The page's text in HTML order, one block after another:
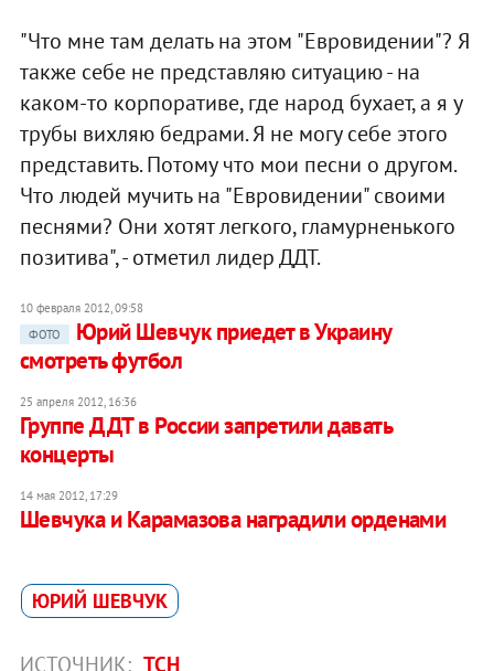
"Что мне там делать на этом "Евровидении"? Я
также себе не представляю ситуацию - на
каком-то корпоративе, где народ бухает, а я у
трубы вихляю бедрами. Я не могу себе этого
представить. Потому что мои песни о другом.
Что людей мучить на "Евровидении" своими
песнями? Они хотят легкого, гламурненького
позитива", - отметил лидер ДДТ.
10 февраля 2012, 09:58
ФОТО
Юрий Шевчук приедет в Украину
смотреть футбол
25 апреля 2012, 16:36
Группе ДДТ в России запретили давать
концерты
14 мая 2012, 17:29
Шевчука и Карамазова наградили орденами
ЮРИЙ ШЕВЧУК
ИСТОЧНИК: ТСН